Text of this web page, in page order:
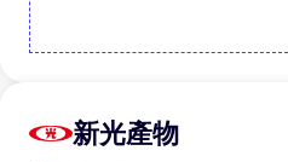
新光產物